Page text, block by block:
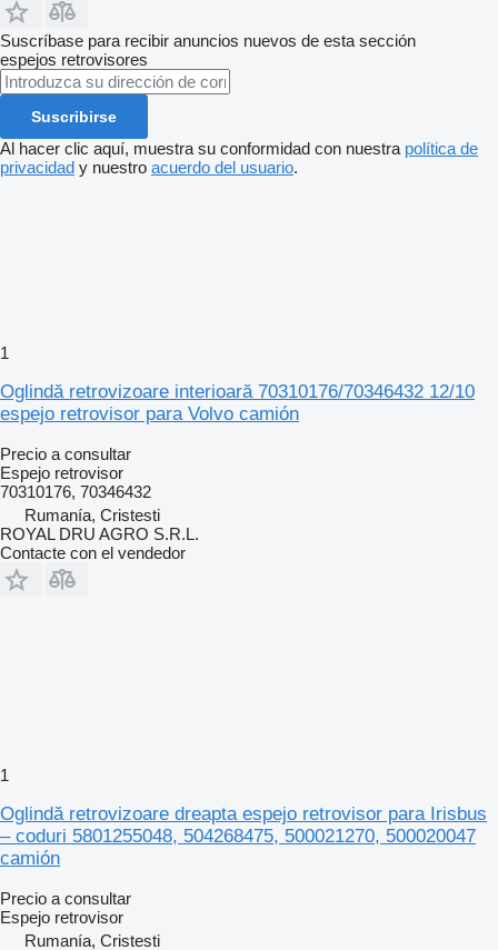
Suscríbase para recibir anuncios nuevos de esta sección
espejos retrovisores
Suscribirse
Al hacer clic aquí, muestra su conformidad con nuestra política de
privacidad y nuestro acuerdo del usuario.
1
Oglindă retrovizoare interioară 70310176/70346432 12/10
espejo retrovisor para Volvo camión
Precio a consultar
Espejo retrovisor
70310176, 70346432
Rumanía, Cristesti
ROYAL DRU AGRO S.R.L.
Contacte con el vendedor
1
Oglindă retrovizoare dreapta espejo retrovisor para Irisbus
– coduri 5801255048, 504268475, 500021270, 500020047
camión
Precio a consultar
Espejo retrovisor
Rumanía, Cristesti